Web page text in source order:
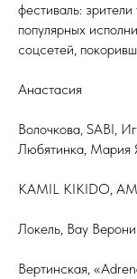
фестиваль:
популярных
соцсетей,
Анастасия
Волочкова, SABI,
Любятинка, Мария
KAMIL KIKIDO,
Локель, Вау
Вертинская,